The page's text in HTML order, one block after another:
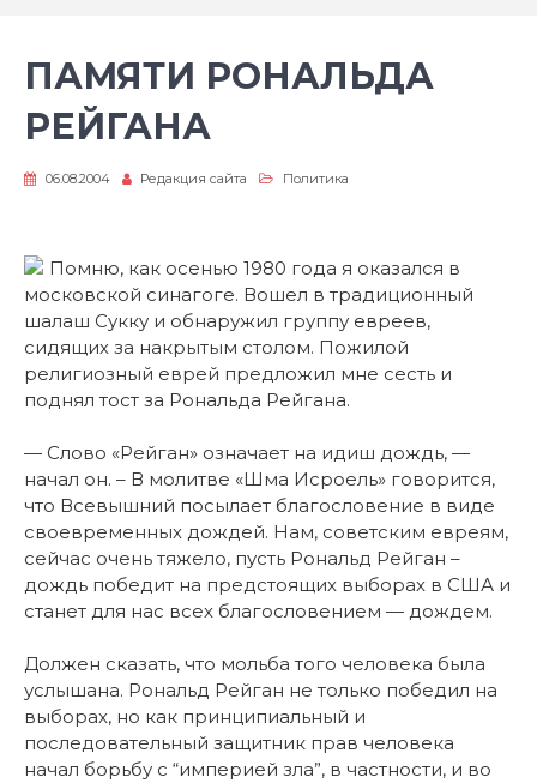
ПАМЯТИ РОНАЛЬДА
РЕЙГАНА
06.08.2004 Редакция сайта Политика
Помню, как осенью 1980 года я оказался в
московской синагоге. Вошел в традиционный
шалаш Сукку и обнаружил группу евреев,
сидящих за накрытым столом. Пожилой
религиозный еврей предложил мне сесть и
поднял тост за Рональда Рейгана.
— Слово «Рейган» означает на идиш дождь, —
начал он. – В молитве «Шма Исроель» говорится,
что Всевышний посылает благословение в виде
своевременных дождей. Нам, советским евреям,
сейчас очень тяжело, пусть Рональд Рейган –
дождь победит на предстоящих выборах в США и
станет для нас всех благословением — дождем.
Должен сказать, что мольба того человека была
услышана. Рональд Рейган не только победил на
выборах, но как принципиальный и
последовательный защитник прав человека
начал борьбу с “империей зла”, в частности, и во